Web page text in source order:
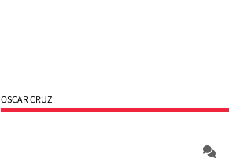
OSCAR CRUZ